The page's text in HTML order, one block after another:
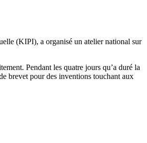
(KIPI), a organisé un atelier national sur
Pendant les quatre jours qu’a duré la
brevet pour des inventions touchant aux